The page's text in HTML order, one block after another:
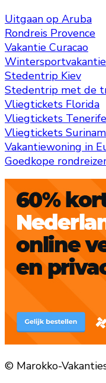
Uitgaan op Aruba
Rondreis Provence
Vakantie Curacao
Stedentrip Kiev
Stedentrip met de
Vliegtickets Florida
Vliegtickets Tenerife
Vliegtickets
Vakantiewoning in
Goedkope
© Marokko-